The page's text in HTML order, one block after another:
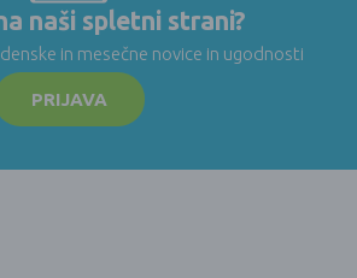
naši spletni strani?
in mesečne novice in ugodnosti
PRIJAVA